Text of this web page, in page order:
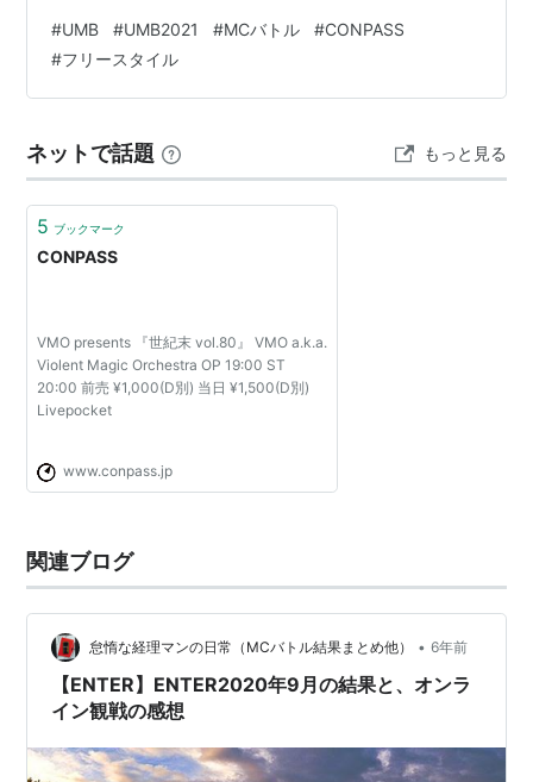
ントリーを希望されるMCの方は会場へ14:00に集合して
下さい。Entry MC & Event infohttps://t.co/VMVKk9IooE
pic.twitter.com/I3Q6kZvq…
#UMB #UMB2021 #MCバトル #CONPASS
#フリースタイル
ネットで話題 もっと見る
5 ブックマーク
CONPASS
VMO presents 『世紀末 vol.80』 VMO a.k.a.
Violent Magic Orchestra OP 19:00 ST
20:00 前売 ¥1,000(D別) 当日 ¥1,500(D別)
Livepocket
www.conpass.jp
関連ブログ
怠惰な経理マンの日常（MCバトル結果まとめ他） • 6年前
【ENTER】ENTER2020年9月の結果と、オンラ
イン観戦の感想